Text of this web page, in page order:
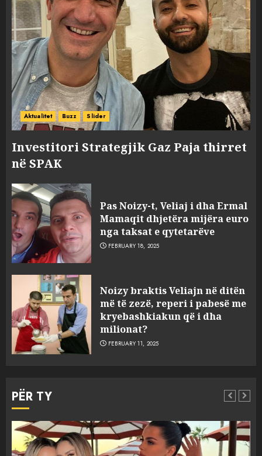
Aktualitet Buzz Slider
Investitori Strategjik Gaz Paja thirret
në SPAK
Pas Noizy-t, Veliaj i dha Ermal
Mamaqit dhjetëra mijëra euro
nga taksat e qytetarëve
FEBRUARY 18, 2025
Noizy braktis Veliajn në ditën
më të zezë, reperi i pabesë me
kryebashkiakun që i dha
milionat?
FEBRUARY 11, 2025
PËR TY
3
sulmuan “One Albania”,
ngjarja u fsheh. A u vodhën
serverat?
MARCH 25, 2025
4 MARCH 25, 2025